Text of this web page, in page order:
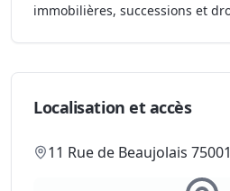
immobilières, successions et
Localisation et accès
11 Rue de Beaujolais